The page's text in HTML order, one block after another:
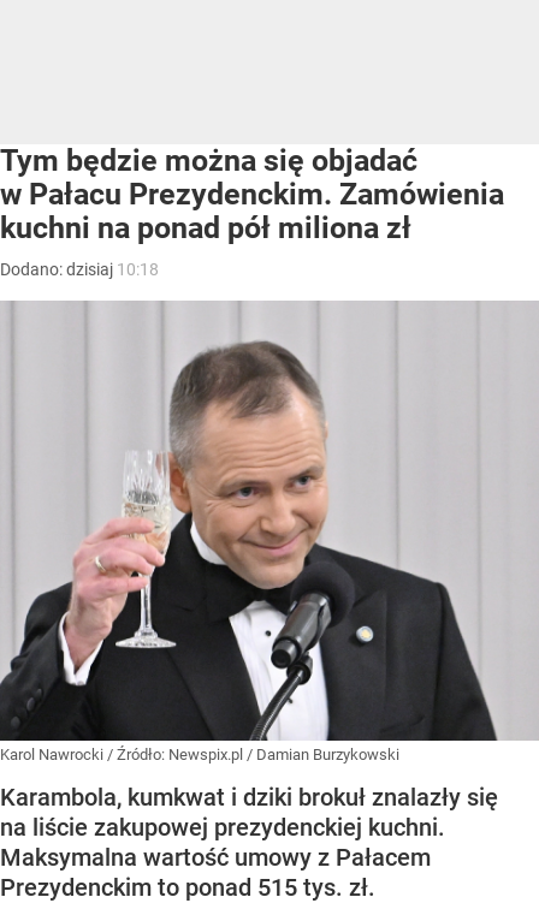
Tym będzie można się objadać
w Pałacu Prezydenckim. Zamówienia
kuchni na ponad pół miliona zł
Dodano:dzisiaj 10:18
Karol Nawrocki / Źródło: Newspix.pl / Damian Burzykowski
Karambola, kumkwat i dziki brokuł znalazły się
na liście zakupowej prezydenckiej kuchni.
Maksymalna wartość umowy z Pałacem
Prezydenckim to ponad 515 tys. zł.